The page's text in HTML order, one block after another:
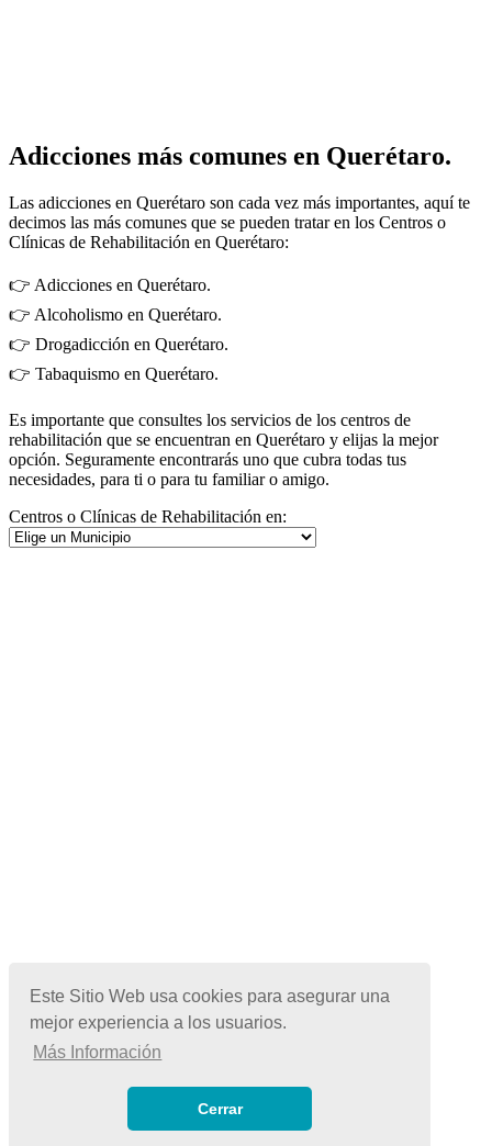
Este Sitio Web usa cookies para asegurar una
mejor experiencia a los usuarios.
Más Información
Cerrar
Adicciones más comunes en Querétaro.
Las adicciones en Querétaro son cada vez más importantes, aquí te
decimos las más comunes que se pueden tratar en los Centros o
Clínicas de Rehabilitación en Querétaro:
👉 Adicciones en Querétaro.
👉 Alcoholismo en Querétaro.
👉 Drogadicción en Querétaro.
👉 Tabaquismo en Querétaro.
Es importante que consultes los servicios de los centros de
rehabilitación que se encuentran en Querétaro y elijas la mejor
opción. Seguramente encontrarás uno que cubra todas tus
necesidades, para ti o para tu familiar o amigo.
Centros o Clínicas de Rehabilitación en:
© Copyright 2026 | Todos los Derechos Reservados